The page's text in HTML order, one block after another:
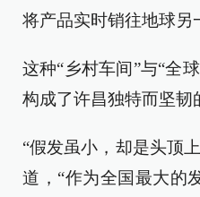
将产品实时销往地球另
这种“乡村车间”与“全
构成了许昌独特而坚韧
“假发虽小，却是头顶
道，“作为全国最大的